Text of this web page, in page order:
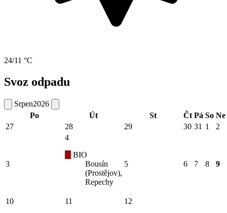
24/11 °C
Svoz odpadu
Srpen2026
Po
Út St Čt Pá So Ne
27
28 29 30 31 1 2
3
4
BIO
Bousín
(Prostějov),
Repechy
5 6 7 8 9
10
11
12